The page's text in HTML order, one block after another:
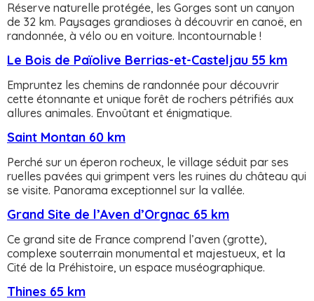
Réserve naturelle protégée, les Gorges sont un canyon
de 32 km. Paysages grandioses à découvrir en canoë, en
randonnée, à vélo ou en voiture. Incontournable !
Le Bois de Païolive Berrias-et-Casteljau 55 km
Empruntez les chemins de randonnée pour découvrir
cette étonnante et unique forêt de rochers pétrifiés aux
allures animales. Envoûtant et énigmatique.
Saint Montan 60 km
Perché sur un éperon rocheux, le village séduit par ses
ruelles pavées qui grimpent vers les ruines du château qui
se visite. Panorama exceptionnel sur la vallée.
Grand Site de l’Aven d’Orgnac 65 km
Ce grand site de France comprend l’aven (grotte),
complexe souterrain monumental et majestueux, et la
Cité de la Préhistoire, un espace muséographique.
Thines 65 km